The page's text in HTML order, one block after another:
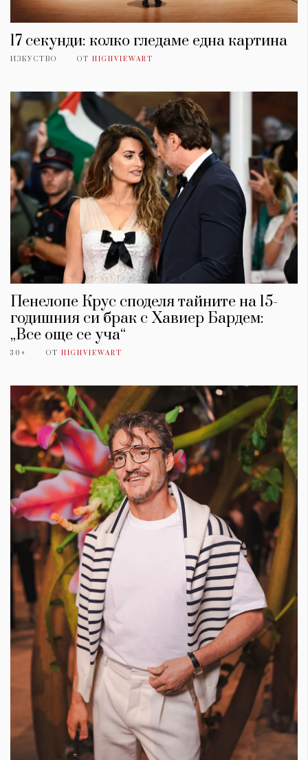
17 секунди: колко гледаме една картина
ИЗКУСТВО ОТ HIGHVIEWART
Пенелопе Крус споделя тайните на 15-
годишния си брак с Хавиер Бардем:
„Все още се уча“
30+ ОТ HIGHVIEWART